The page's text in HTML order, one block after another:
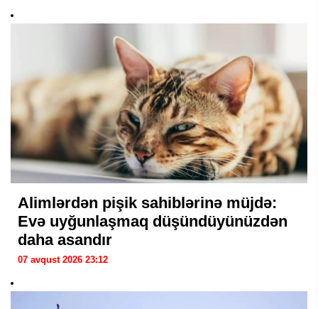
Alimlərdən pişik sahiblərinə müjdə:
Evə uyğunlaşmaq düşündüyünüzdən
daha asandır
07 avqust 2026 23:12